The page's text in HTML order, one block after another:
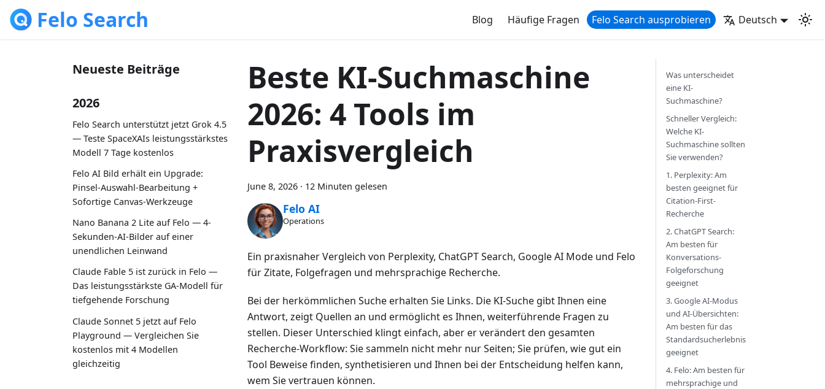
Felo Search Blog Häufige Fragen Felo Search ausprobieren Deutsch
Neueste Beiträge
2026
Felo Search unterstützt jetzt Grok 4.5
— Teste SpaceXAIs leistungsstärkstes
Modell 7 Tage kostenlos
Felo AI Bild erhält ein Upgrade:
Pinsel-Auswahl-Bearbeitung +
Sofortige Canvas-Werkzeuge
Nano Banana 2 Lite auf Felo — 4-
Sekunden-AI-Bilder auf einer
unendlichen Leinwand
Claude Fable 5 ist zurück in Felo —
Das leistungsstärkste GA-Modell für
tiefgehende Forschung
Claude Sonnet 5 jetzt auf Felo
Playground — Vergleichen Sie
kostenlos mit 4 Modellen
gleichzeitig
Beste KI-Suchmaschine
2026: 4 Tools im
Praxisvergleich
June 8, 2026 · 12 Minuten gelesen
Felo AI
Operations
Ein praxisnaher Vergleich von Perplexity, ChatGPT Search, Google AI Mode und Felo
für Zitate, Folgefragen und mehrsprachige Recherche.
Bei der herkömmlichen Suche erhalten Sie Links. Die KI-Suche gibt Ihnen eine
Antwort, zeigt Quellen an und ermöglicht es Ihnen, weiterführende Fragen zu
stellen. Dieser Unterschied klingt einfach, aber er verändert den gesamten
Recherche-Workflow: Sie sammeln nicht mehr nur Seiten; Sie prüfen, wie gut ein
Tool Beweise finden, synthetisieren und Ihnen bei der Entscheidung helfen kann,
wem Sie vertrauen können.
Was unterscheidet
eine KI-
Suchmaschine?
Schneller Vergleich:
Welche KI-
Suchmaschine sollten
Sie verwenden?
1. Perplexity: Am
besten geeignet für
Citation-First-
Recherche
2. ChatGPT Search:
Am besten für
Konversations-
Folgeforschung
geeignet
3. Google AI-Modus
und AI-Übersichten:
Am besten für das
Standardsucherlebnis
geeignet
4. Felo: Am besten für
mehrsprachige und